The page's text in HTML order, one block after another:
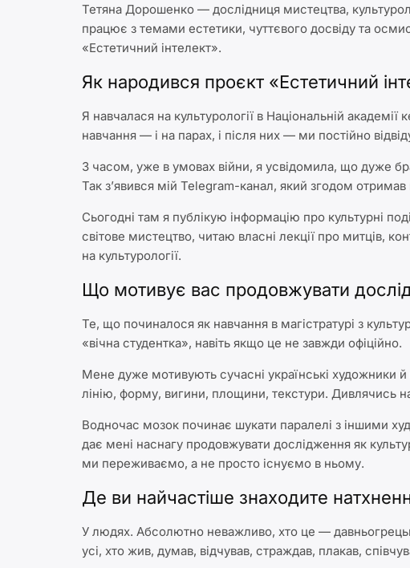
Тетяна Дорошенко — дослідниця мистецтва,
працює з темами естетики, чуттєвого досвіду та
«Естетичний інтелект».
Як народився проєкт «Естетичний
Я навчалася на культурології в Національній
навчання — і на парах, і після них — ми постійно
З часом, уже в умовах війни, я усвідомила, що дуже
Так з’явився мій Telegram-канал, який згодом отримав
Сьогодні там я публікую інформацію про культурні
світове мистецтво, читаю власні лекції про митців,
на культурології.
Що мотивує вас продовжувати
Те, що починалося як навчання в магістратурі з
«вічна студентка», навіть якщо це не завжди офіційно.
Мене дуже мотивують сучасні українські художники
лінію, форму, вигини, площини, текстури. Дивлячись
Водночас мозок починає шукати паралелі з іншими
дає мені наснагу продовжувати дослідження як
ми переживаємо, а не просто існуємо в ньому.
Де ви найчастіше знаходите
У людях. Абсолютно неважливо, хто це —
усі, хто жив, думав, відчував, страждав, плакав,